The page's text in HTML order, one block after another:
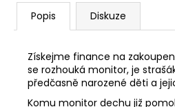
Popis Diskuze
Získejme finance na
se rozhouká monitor, je
předčasně narozené děti a
Komu monitor dechu již